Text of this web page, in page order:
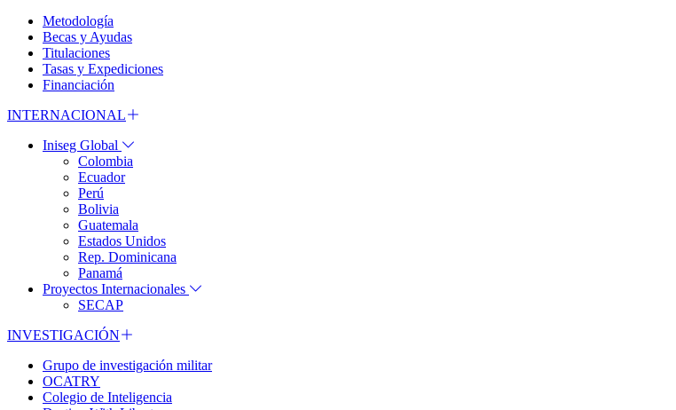
Metodología
Becas y Ayudas
Titulaciones
Tasas y Expediciones
Financiación
INTERNACIONAL
Iniseg Global
Colombia
Ecuador
Perú
Bolivia
Guatemala
Estados Unidos
Rep. Dominicana
Panamá
Proyectos Internacionales
SECAP
INVESTIGACIÓN
Grupo de investigación militar
OCATRY
Colegio de Inteligencia